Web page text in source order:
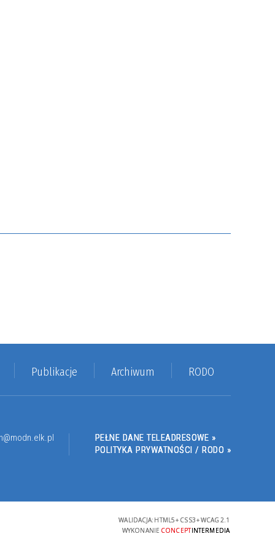
Publikacje Archiwum RODO
PEŁNE DANE TELEADRESOWE »
POLITYKA PRYWATNOŚCI / RODO »
WALIDACJA: HTML5+ CSS3+WCAG 2.1
WYKONANIE CONCEPTINTERMEDIA